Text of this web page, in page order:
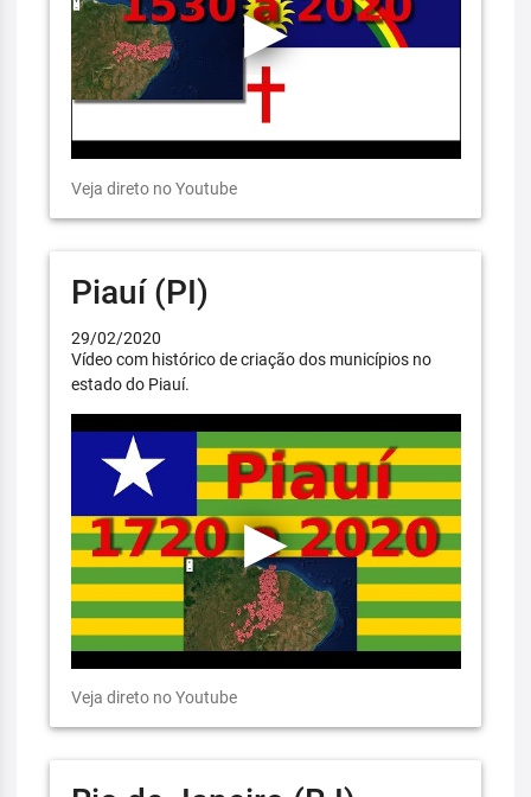
Veja direto no Youtube
Piauí (PI)
29/02/2020
Vídeo com histórico de criação dos municípios no
estado do Piauí.
Veja direto no Youtube